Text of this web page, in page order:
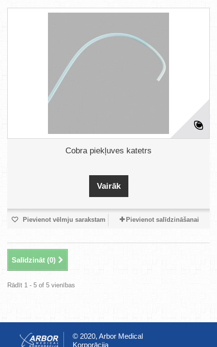
Cobra piekļuves katetrs
Vairāk
Pievienot vēlmju sarakstam Pievienot salīdzināšanai
Salīdzināt (0)
Rādīt 1 - 5 of 5 vienības
© 2020, Arbor Medical
Korporācija